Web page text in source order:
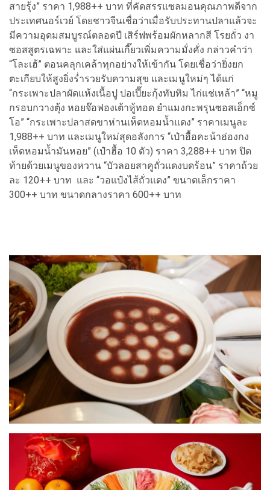
สายรุ้ง” ราคา 1,988++ บาท ที่คัดสรรแซลมอนคุณภาพดีจาก
ประเทศนอร์เวย์ โดยชาวจีนเชื่อว่าเมื่อรับประทานปลาแล้วจะ
มีความอุดมสมบูรณ์ตลอดปี เสิร์ฟพร้อมผักหลากสี โรยถั่ว งา
ซอสสูตรเฉพาะ และใส่แผ่นเกี๊ยวเพิ่มความมั่งคั่ง กล่าวคำว่า
“โละเฮ้” ตอนคลุกเคล้าทุกอย่างให้เข้ากัน โดยเชื่อว่ายิ่งยก
ตะเกียบให้สูงยิ่งร่ำรวยรับความสุข และเมนูใหม่ๆ ได้แก่
“กระเพาะปลาผัดแห้งเนื้อปู ปอเปี๊ยะกุ้งทับทิม ไก่แช่เหล้า” “หมู
กรอบกวางตุ้ง หอยจ๊อฟองเต้าหู้ทอด ยำแมงกะพรุนซอสเอ็กซ์
โอ” “กระเพาะปลาสดขาห่านเห็ดหอมน้ำแดง” ราคาเมนูละ
1,988++ บาท และเมนูใหม่สุดอลังการ “เป๋าฮื้อคะน้าฮ่องกง
เห็ดหอมน้ำมันหอย” (เป๋าฮื้อ 10 ตัว) ราคา 3,288++ บาท ปิด
ท้ายด้วยเมนูของหวาน “บัวลอยสาคูถั่วแดงบดร้อน” ราคาถ้วย
ละ 120++ บาท และ “วอแป๋งไส้ถั่วแดง” ขนาดเล็กราคา
300++ บาท ขนาดกลางราคา 600++ บาท